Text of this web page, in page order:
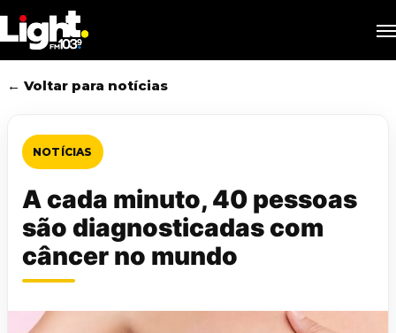
to
main
content
← Voltar para notícias
NOTÍCIAS
A cada minuto, 40 pessoas
são diagnosticadas com
câncer no mundo